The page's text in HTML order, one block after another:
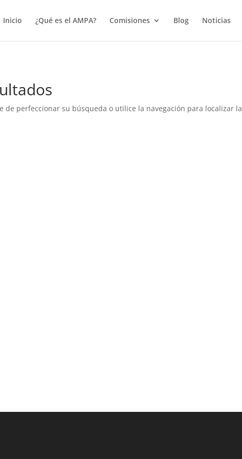
Inicio
¿Qué es el AMPA? Comisiones Blog Noticias
de perfeccionar su búsqueda o utilice la navegación para localizar la